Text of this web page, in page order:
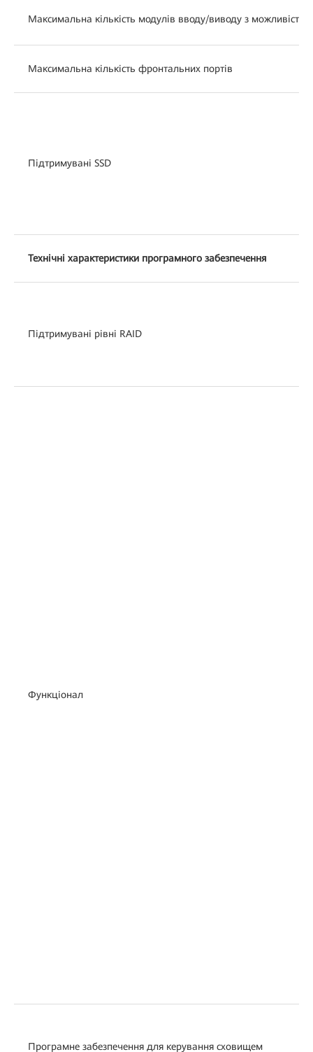
Максимальна кількість модулів вводу/виводу з
Максимальна кількість фронтальних портів
Підтримувані SSD
Технічні характеристики програмного забезпечення
Підтримувані рівні RAID
Функціонал
Програмне забезпечення для керування сховищем